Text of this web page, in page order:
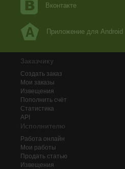
Вконтакте
Приложение для Android
Заказчику
Создать заказ
Мои заказы
Извещения
Пополнить счёт
Статистика
API
Исполнителю
Работа онлайн
Мои работы
Продать статью
Извещения